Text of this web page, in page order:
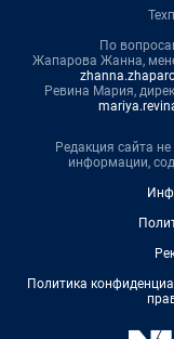
По
Жапарова Жанна,
Ревина Мария,
Редакция сайта не
информации,
Политика